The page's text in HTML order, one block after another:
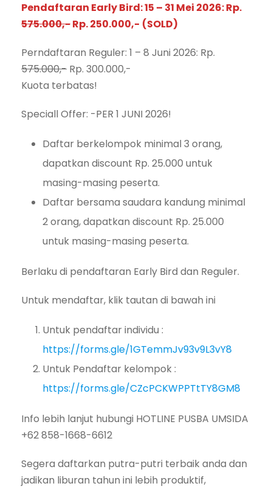
Pendaftaran Early Bird: 15 – 31 Mei 2026: Rp.
575.000,-Rp. 250.000,- (SOLD)
Perndaftaran Reguler: 1 – 8 Juni 2026: Rp.
575.000,- Rp. 300.000,-
Kuota terbatas!
Speciall Offer: -PER 1 JUNI 2026!
Daftar berkelompok minimal 3 orang,
dapatkan discount Rp. 25.000 untuk
masing-masing peserta.
Daftar bersama saudara kandung minimal
2 orang, dapatkan discount Rp. 25.000
untuk masing-masing peserta.
Berlaku di pendaftaran Early Bird dan Reguler.
Untuk mendaftar, klik tautan di bawah ini
Untuk pendaftar individu :
https://forms.gle/1GTemmJv93v9L3vY8
Untuk Pendaftar kelompok :
https://forms.gle/CZcPCKWPPTtTY8GM8
Info lebih lanjut hubungi HOTLINE PUSBA UMSIDA
+62 858-1668-6612
Segera daftarkan putra-putri terbaik anda dan
jadikan liburan tahun ini lebih produktif,